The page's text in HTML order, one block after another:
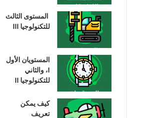
المستوى الثالث
للتكنولوجيا III
المستويان الأول
I، والثاني
للتكنولوجيا II
كيف يمكن
تعريف